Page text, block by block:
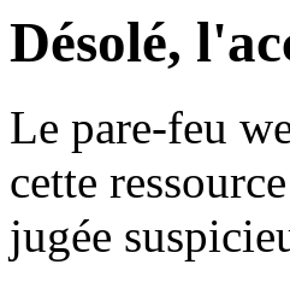
Désolé,
Le pare-feu
cette
jugée